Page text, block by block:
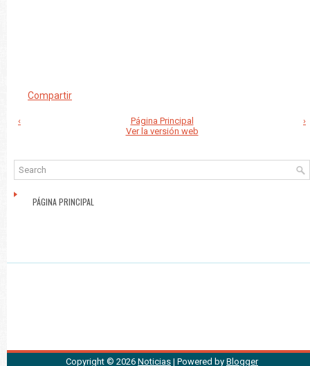
Compartir
‹ ›
Página Principal
Ver la versión web
PÁGINA PRINCIPAL
Copyright © 2026 Noticias | Powered by Blogger